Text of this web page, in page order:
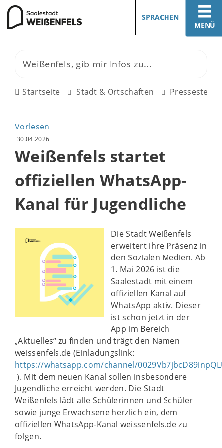
MENÜ
SPRACHEN
Startseite Stadt & Ortschaften Pressestelle
Vorlesen
30.04.2026
Weißenfels startet
offiziellen WhatsApp-
Kanal für Jugendliche
Die Stadt Weißenfels
erweitert ihre Präsenz in
den Sozialen Medien. Ab
1. Mai 2026 ist die
Saalestadt mit einem
offiziellen Kanal auf
WhatsApp aktiv. Dieser
ist schon jetzt in der
App im Bereich
„Aktuelles“ zu finden und trägt den Namen
weissenfels.de (Einladungslink:
https://whatsapp.com/channel/
). Mit dem neuen Kanal sollen insbesondere
Jugendliche erreicht werden. Die Stadt
Weißenfels lädt alle Schülerinnen und Schüler
sowie junge Erwachsene herzlich ein, dem
offiziellen WhatsApp-Kanal weissenfels.de zu
folgen.